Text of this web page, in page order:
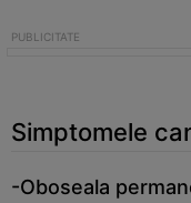
Simptomele
-Oboseala